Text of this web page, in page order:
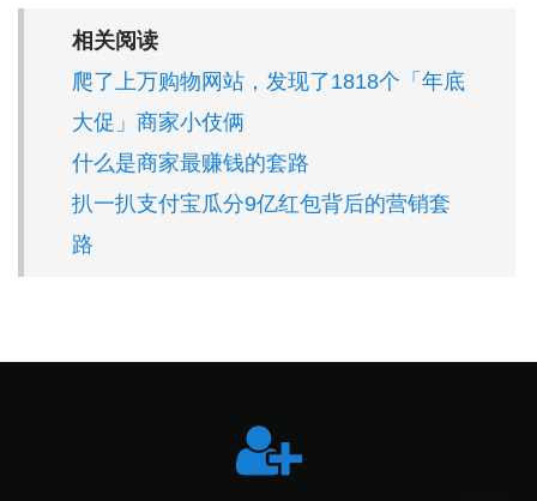
相关阅读
爬了上万购物网站，发现了1818个「年底
大促」商家小伎俩
什么是商家最赚钱的套路
扒一扒支付宝瓜分9亿红包背后的营销套
路